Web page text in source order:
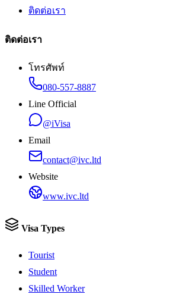
ติดต่อเรา
ติดต่อเรา
โทรศัพท์
080-557-8887
Line Official
@iVisa
Email
contact@ivc.ltd
Website
www.ivc.ltd
Visa Types
Tourist
Student
Skilled Worker